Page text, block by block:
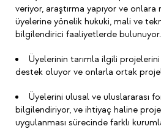
veriyor, araştırma yapıyor ve onlara
üyelerine yönelik hukuki, mali ve
bilgilendirici faaliyetlerde bulunuyor.
Üyelerinin tarımla ilgili
destek oluyor ve onlarla ortak
Üyelerini ulusal ve uluslararası
bilgilendiriyor, ve ihtiyaç haline
uygulanması sürecinde farklı